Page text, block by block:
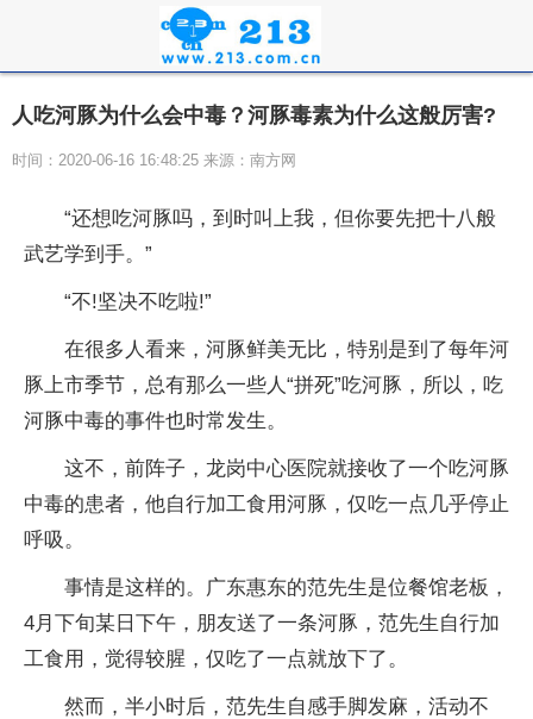
人吃河豚为什么会中毒？河豚毒素为什么这般厉害?
时间：2020-06-16 16:48:25 来源：南方网
“还想吃河豚吗，到时叫上我，但你要先把十八般
武艺学到手。”
“不!坚决不吃啦!”
在很多人看来，河豚鲜美无比，特别是到了每年河
豚上市季节，总有那么一些人“拼死”吃河豚，所以，吃
河豚中毒的事件也时常发生。
这不，前阵子，龙岗中心医院就接收了一个吃河豚
中毒的患者，他自行加工食用河豚，仅吃一点几乎停止
呼吸。
事情是这样的。广东惠东的范先生是位餐馆老板，
4月下旬某日下午，朋友送了一条河豚，范先生自行加
工食用，觉得较腥，仅吃了一点就放下了。
然而，半小时后，范先生自感手脚发麻，活动不